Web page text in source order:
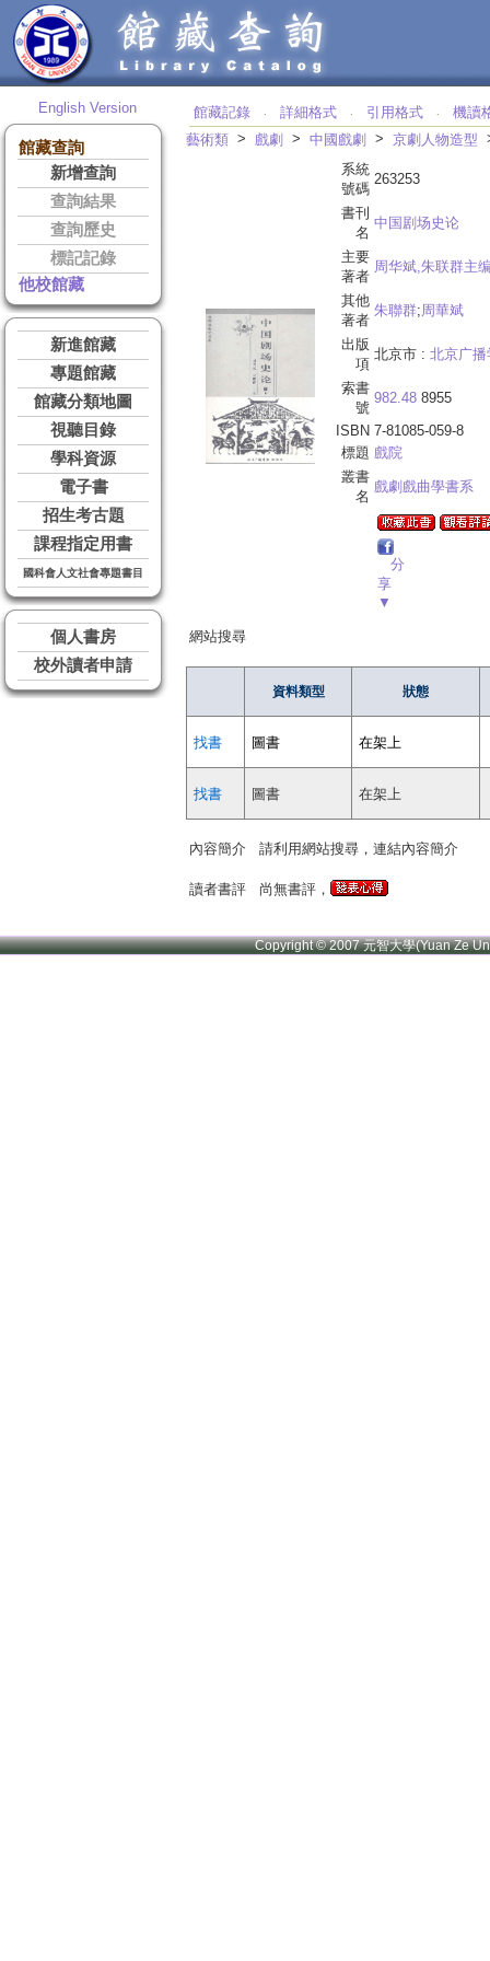
English Version
館藏查詢
新增查詢
查詢結果
查詢歷史
標記記錄
他校館藏
新進館藏
專題館藏
館藏分類地圖
視聽目錄
學科資源
電子書
招生考古題
課程指定用書
國科會人文社會專題書目
個人書房
校外讀者申請
館藏記錄 ‧ 詳細格式 ‧ 引用格式 ‧
機讀
藝術類 > 戲劇 > 中國戲劇 > 京劇人物造型
系統
號碼
263253
書刊
名
中国剧场史论
主要
著者
周华斌,朱联群主
其他
著者
朱聯群;周華斌
出版
項
北京市 : 北京广播
索書
號
982.48 8955
ISBN 7-81085-059-8
標題 戲院
叢書
名
戲劇戲曲學書系
分
享
▼
網站搜尋
資料類型 狀態
找書 圖書 在架上
找書 圖書 在架上
內容簡介 請利用網站搜尋，連結內容簡介
讀者書評 尚無書評，
Copyright © 2007 元智大學(Yuan Ze